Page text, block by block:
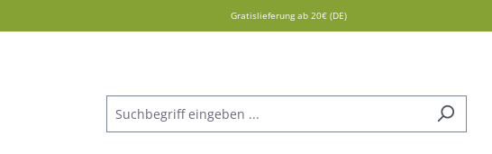
Gratislieferung ab 20€ (DE)